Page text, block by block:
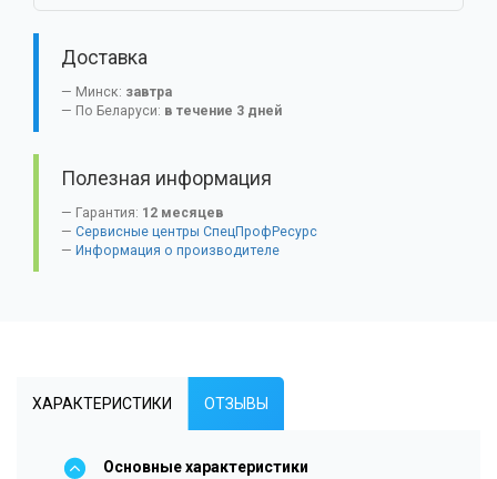
Доставка
Минск: завтра
По Беларуси: в течение 3 дней
Полезная информация
Гарантия: 12 месяцев
Сервисные центры СпецПрофРесурс
Информация о производителе
ХАРАКТЕРИСТИКИ ОТЗЫВЫ
Основные характеристики